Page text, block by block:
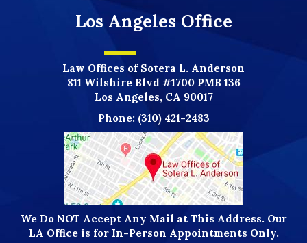
Los Angeles Office
Law Offices of Sotera L. Anderson
811 Wilshire Blvd #1700 PMB 136
Los Angeles, CA 90017
Phone: (310) 421-2483
We Do NOT Accept Any Mail at This Address. Our
LA Office is for In-Person Appointments Only.